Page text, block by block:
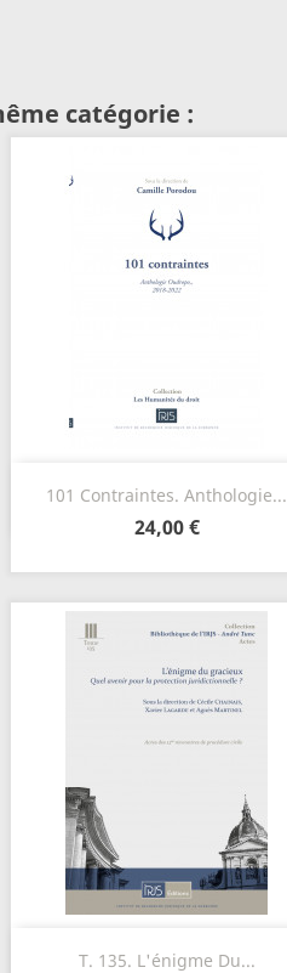
catégorie :
101 Contraintes. Anthologie...
24,00 €
Aperçu rapide
T. 135. L'énigme Du...
Aperçu rapide